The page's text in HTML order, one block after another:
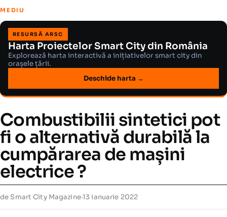
MEDIU
RESURSĂ ARSC
Harta Proiectelor Smart City din România
Explorează harta interactivă a inițiativelor smart city din
orașele țării.
Deschide harta →
Combustibilii sintetici pot
fi o alternativă durabilă la
cumpărarea de mașini
electrice ?
de Smart City Magazine·13 ianuarie 2022